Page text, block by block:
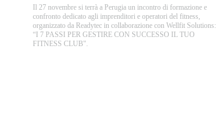
Il 27 novembre si terrà a Perugia un incontro di formazione e
confronto dedicato agli imprenditori e operatori del fitness,
organizzato da Readytec in collaborazione con Wellfit Solutions:
“I 7 PASSI PER GESTIRE CON SUCCESSO IL TUO
FITNESS CLUB".